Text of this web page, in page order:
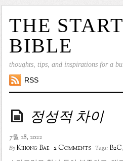
THE
BIBLE
thoughts, tips, and inspirations for a
RSS
정성적 차이
7월 28, 2022
ByKihong Bae 2 Comments Tags: B2C,